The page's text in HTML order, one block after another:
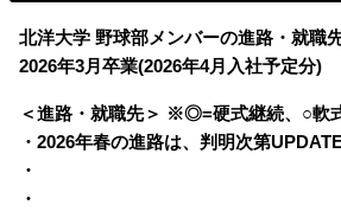
北洋大学 野球部メンバーの進路・就職
2026年3月卒業(2026年4月入社予定分)
＜進路・就職先＞ ※◎=硬式継続、○軟
・2026年春の進路は、判明次第
・
・